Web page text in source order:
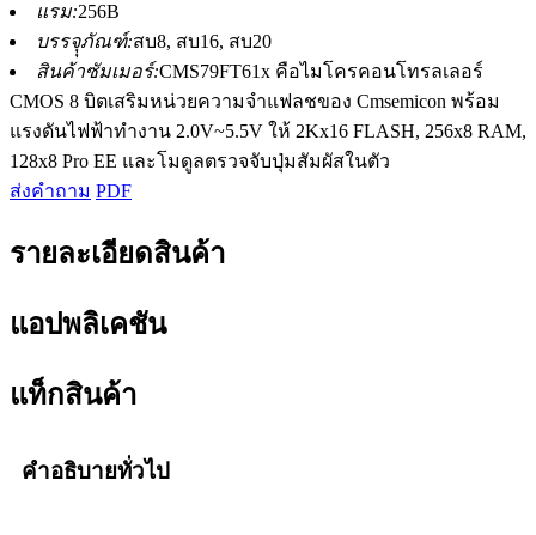
แรม:256B
บรรจุุภัณฑ์:สบ8, สบ16, สบ20
สินค้าซัมเมอร์:CMS79FT61x คือไมโครคอนโทรลเลอร์
CMOS 8 บิตเสริมหน่วยความจำแฟลชของ Cmsemicon พร้อม
แรงดันไฟฟ้าทำงาน 2.0V~5.5V ให้ 2Kx16 FLASH, 256x8 RAM,
128x8 Pro EE และโมดูลตรวจจับปุ่มสัมผัสในตัว
ส่งคำถาม PDF
รายละเอียดสินค้า
แอปพลิเคชัน
แท็กสินค้า
คำอธิบายทั่วไป